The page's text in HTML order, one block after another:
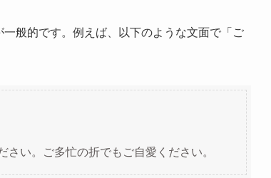
般的です。例えば、以下のような文面で「ご
い。ご多忙の折でもご自愛ください。